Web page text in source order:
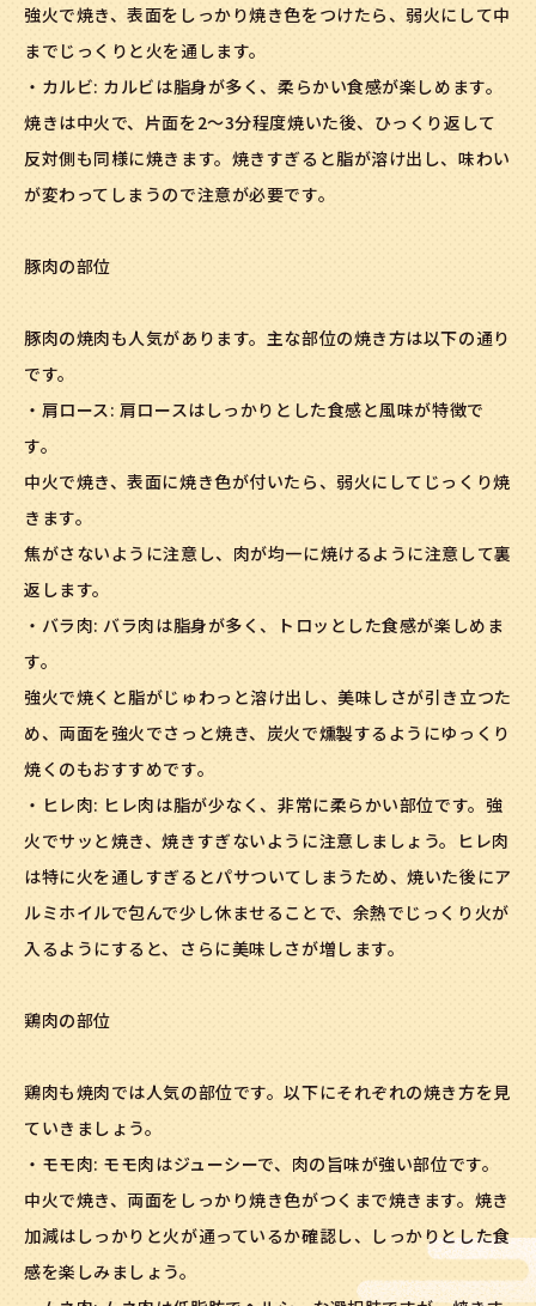
強火で焼き、表面をしっかり焼き色をつけたら、弱火にして中
までじっくりと火を通します。
・カルビ: カルビは脂身が多く、柔らかい食感が楽しめます。
焼きは中火で、片面を2〜3分程度焼いた後、ひっくり返して
反対側も同様に焼きます。焼きすぎると脂が溶け出し、味わい
が変わってしまうので注意が必要です。
豚肉の部位
豚肉の焼肉も人気があります。主な部位の焼き方は以下の通り
です。
・肩ロース: 肩ロースはしっかりとした食感と風味が特徴で
す。
中火で焼き、表面に焼き色が付いたら、弱火にしてじっくり焼
きます。
焦がさないように注意し、肉が均一に焼けるように注意して裏
返します。
・バラ肉: バラ肉は脂身が多く、トロッとした食感が楽しめま
す。
強火で焼くと脂がじゅわっと溶け出し、美味しさが引き立つた
め、両面を強火でさっと焼き、炭火で燻製するようにゆっくり
焼くのもおすすめです。
・ヒレ肉: ヒレ肉は脂が少なく、非常に柔らかい部位です。強
火でサッと焼き、焼きすぎないように注意しましょう。ヒレ肉
は特に火を通しすぎるとパサついてしまうため、焼いた後にア
ルミホイルで包んで少し休ませることで、余熱でじっくり火が
入るようにすると、さらに美味しさが増します。
鶏肉の部位
鶏肉も焼肉では人気の部位です。以下にそれぞれの焼き方を見
ていきましょう。
・モモ肉: モモ肉はジューシーで、肉の旨味が強い部位です。
中火で焼き、両面をしっかり焼き色がつくまで焼きます。焼き
加減はしっかりと火が通っているか確認し、しっかりとした食
感を楽しみましょう。